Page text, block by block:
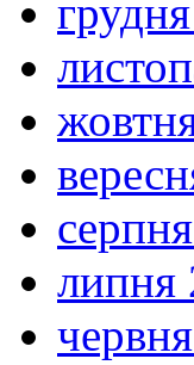
липня